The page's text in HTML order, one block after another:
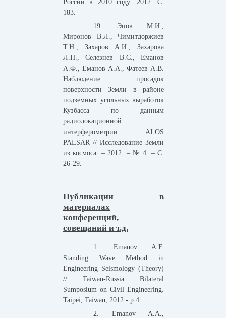
России в 2010 году. 2012. С.
183.
19. Эпов М.И.,
Миронов В.Л., Чимитдоржиев
Т.Н., Захаров А.И., Захарова
Л.Н., Селезнев В.С., Еманов
А.Ф., Еманов А.А., Фатеев А.В.
Наблюдение просадок
поверхности Земли в районе
подземных угольных выработок
Кузбасса по данным
радиолокационной
интерферометрии ALOS
PALSAR // Исследование Земли
из космоса. – 2012. – № 4. – С.
26-29.
Публикации в
материалах
конференций,
совещаний и т.д.
1. Emanov A.F.
Standing Wave Method in
Engineering Seismology (Theory)
// Taiwan-Russia Bilateral
Sumposium on Civil Engineering.
Taipei, Taiwan, 2012.- p.4
2. Emanov A.A.,